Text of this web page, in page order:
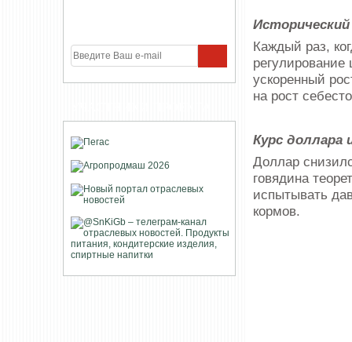
Каждый раз,
ускоренный
на рост
Курс доллара
Доллар
говядина
испытывать
кормов.